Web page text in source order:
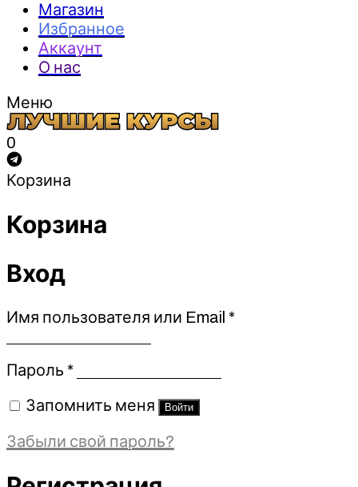
Магазин
Избранное
Аккаунт
О нас
Меню
0
Корзина
Корзина
Вход
Имя пользователя или Email *Обязательно
Пароль *Обязательно
Запомнить меня Войти
Забыли свой пароль?